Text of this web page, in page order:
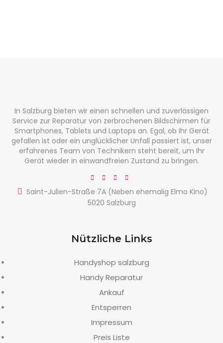
In Salzburg bieten wir einen schnellen und zuverlässigen
Service zur Reparatur von zerbrochenen Bildschirmen für
Smartphones, Tablets und Laptops an. Egal, ob Ihr Gerät
gefallen ist oder ein unglücklicher Unfall passiert ist, unser
erfahrenes Team von Technikern steht bereit, um Ihr
Gerät wieder in einwandfreien Zustand zu bringen.
Saint-Julien-Straße 7A (Neben ehemalig Elmo Kino)
5020 Salzburg
Nützliche Links
Handyshop salzburg
Handy Reparatur
Ankauf
Entsperren
Impressum
Preis Liste